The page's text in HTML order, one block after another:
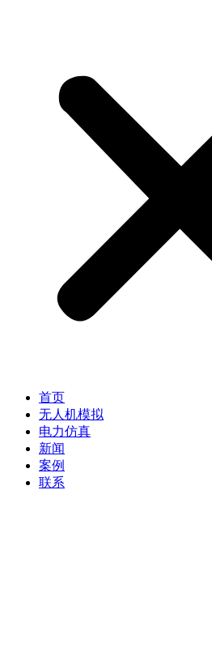
首页
无人机模拟
电力仿真
新闻
案例
联系